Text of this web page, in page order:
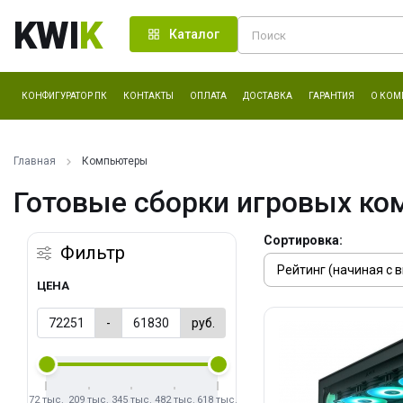
KWIK Каталог
КОНФИГУРАТОР ПК КОНТАКТЫ ОПЛАТА ДОСТАВКА ГАРАНТИЯ О
Главная Компьютеры
Готовые сборки игровых
Фильтр
ЦЕНА
- руб.
72 тыс. 209 тыс. 345 тыс. 482 тыс. 618 тыс.
Сортировка: